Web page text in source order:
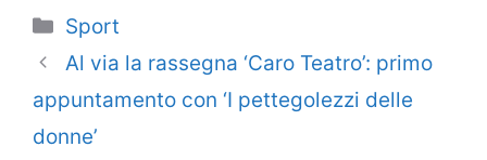
Categorie
Sport
Al via la rassegna ‘Caro Teatro’: primo
appuntamento con ‘I pettegolezzi delle
donne’